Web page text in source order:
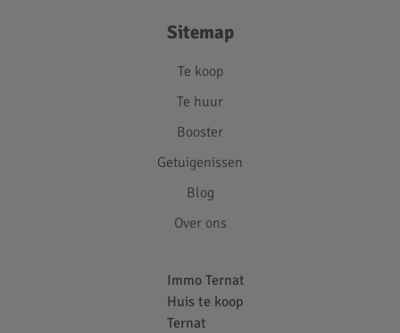
Sitemap
Te koop
Te huur
Booster
Getuigenissen
Blog
Over ons
Immo Ternat
Huis te koop
Ternat